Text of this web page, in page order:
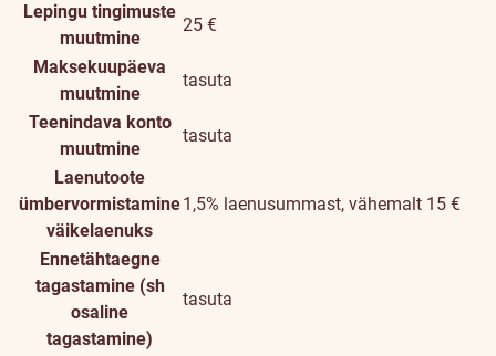
Lepingu tingimuste
muutmine
25 €
Maksekuupäeva
muutmine
tasuta
Teenindava konto
muutmine
tasuta
Laenutoote
ümbervormistamine
väikelaenuks
1,5% laenusummast, vähemalt 15 €
Ennetähtaegne
tagastamine (sh
osaline
tagastamine)
tasuta